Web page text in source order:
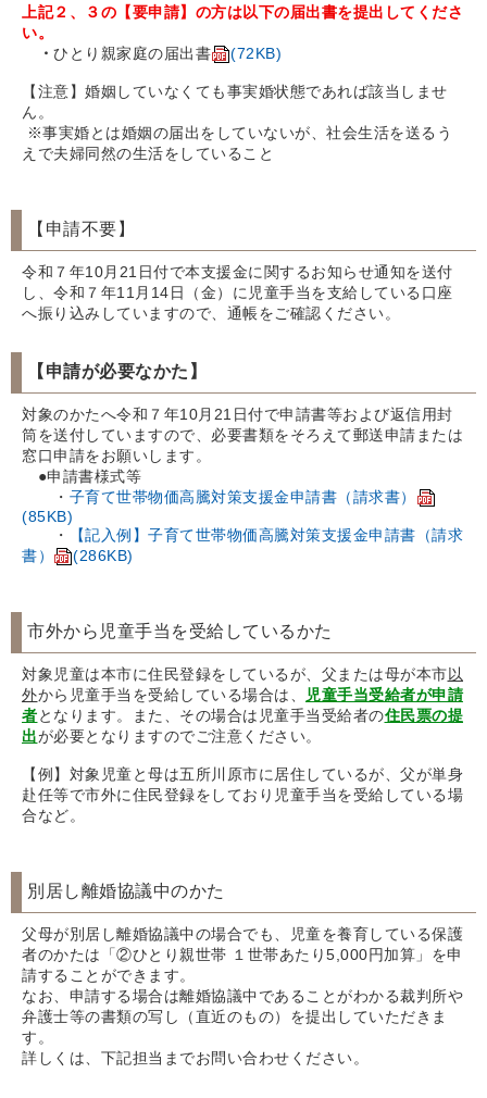
上記２、３の【要申請】の方は以下の届出書を提出してくださ
い。
・ ひとり親家庭の届出書 (72KB)
【注意】婚姻していなくても事実婚状態であれば該当しませ
ん。
※事実婚とは婚姻の届出をしていないが、社会生活を送るう
えで夫婦同然の生活をしていること
【申請不要】
令和７年10月21日付で本支援金に関するお知らせ通知を送付
し、令和７年11月14日（金）に児童手当を支給している口座
へ振り込みしていますので、通帳をご確認ください。
【申請が必要なかた】
対象のかたへ令和７年10月21日付で申請書等および返信用封
筒を送付していますので、必要書類をそろえて郵送申請または
窓口申請をお願いします。
●申請書様式等
・ 子育て世帯物価高騰対策支援金申請書（請求書）
(85KB)
・
【記入例】子育て世帯物価高騰対策支援金申請書（請求
書）
(286KB)
市外から児童手当を受給しているかた
対象児童は本市に住民登録をしているが、父または母が本市以
外から児童手当を受給している場合は、
児童手当受給者が申請
者となります。また、その場合は児童手当受給者の住民票の提
出が必要となりますのでご注意ください。
【例】対象児童と母は五所川原市に居住しているが、父が単身
赴任等で市外に住民登録をしており児童手当を受給している場
合など。
別居し離婚協議中のかた
父母が別居し離婚協議中の場合でも、児童を養育している保護
者のかたは「②ひとり親世帯 １世帯あたり5,000円加算」を申
請することができます。
なお、申請する場合は離婚協議中であることがわかる裁判所や
弁護士等の書類の写し（直近のもの）を提出していただきま
す。
詳しくは、下記担当までお問い合わせください。